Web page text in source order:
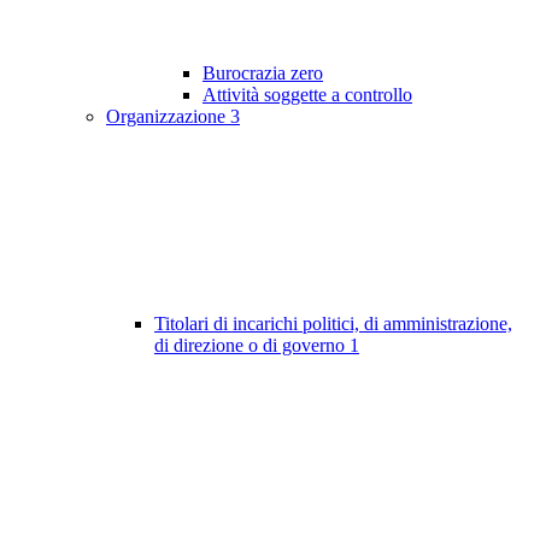
Burocrazia zero
Attività soggette a controllo
Organizzazione 3
Titolari di incarichi politici, di amministrazione,
di direzione o di governo 1